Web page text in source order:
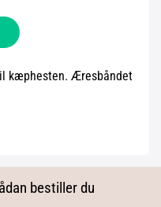
kæphesten. Æresbåndet
bestiller du